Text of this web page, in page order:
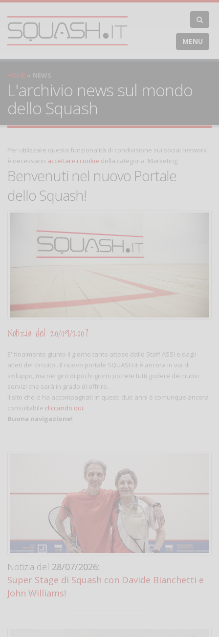
MENU
HOME NEWS
L'archivio news sul mondo
dello Squash
Per utilizzare questa funzionalità di condivisione sui social network
è necessario accettare i cookie della categoria 'Marketing'
Benvenuti nel nuovo Portale
dello Squash!
Notizia del 20/09/2007
E' finalmente giunto il giorno tanto atteso dallo Staff ASSI e dagli
atleti del circuito.. Il nuovo portale SQUASH.it è ancora in via di
sviluppo, ma nel giro di pochi giorni potrete tutti godere dei nuovi
servizi che sarà in grado di offrire..
Il sito che ci ha accompagnati in questi due anni è comunque ancora
consultabile cliccando qui.
Buona navigazione!
Notizia del 28/07/2026:
Super Stage di Squash con Davide Bianchetti e
John Williams!